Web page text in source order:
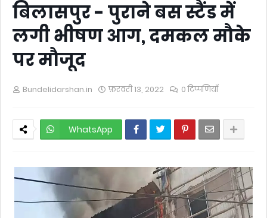
बिलासपुर - पुराने बस स्टैंड में
लगी भीषण आग, दमकल मौके
पर मौजूद
Bundelidarshan.in फ़रवरी 13, 2022 0 टिप्पणियाँ
WhatsApp